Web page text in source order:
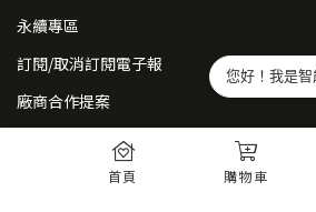
永續專區
訂閱/取消訂閱電子報
廠商合作提案
首頁 購物車
您好！我是